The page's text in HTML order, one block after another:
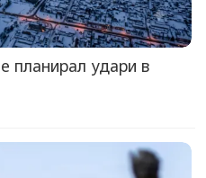
планирал удари в